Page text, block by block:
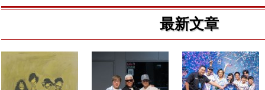
最新文章